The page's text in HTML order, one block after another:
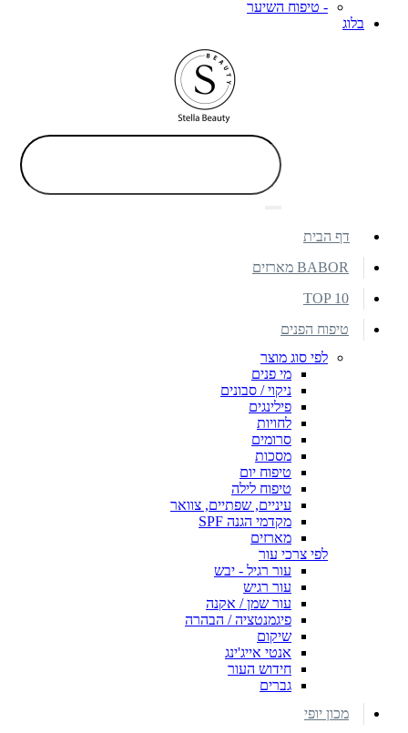
- טיפוח השיער
בלוג
דף הבית
BABOR מארזים
TOP 10
טיפוח הפנים
לפי סוג מוצר
מי פנים
ניקוי / סבונים
פילינגים
לחויות
סרומים
מסכות
טיפוח יום
טיפוח לילה
עיניים, שפתיים, צוואר
מקדמי הגנה SPF
מארזים
לפי צרכי עור
עור רגיל - יבש
עור רגיש
עור שמן / אקנה
פיגמנטציה / הבהרה
שיקום
אנטי אייג'ינג
חידוש העור
גברים
מכון יופי